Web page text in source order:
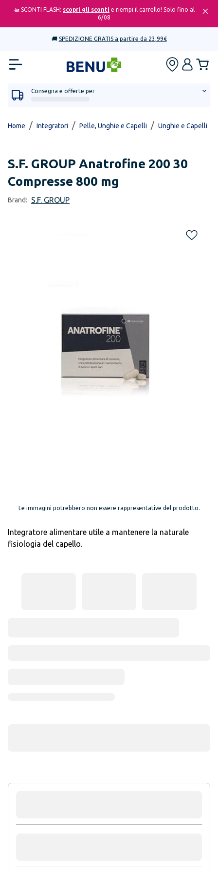
🚤 SCONTI FLASH: scopri gli sconti e riempi il carrello! Solo fino al
6/08
🚚 SPEDIZIONE GRATIS a partire da 23,99€
Consegna e offerte per
Home / Integratori / Pelle, Unghie e Capelli / Unghie e Capelli
S.F. GROUP Anatrofine 200 30
Compresse 800 mg
Brand: S.F. GROUP
Le immagini potrebbero non essere rappresentative del prodotto.
Integratore alimentare utile a mantenere la naturale
fisiologia del capello.